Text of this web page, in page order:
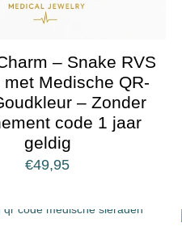
– Snake RVS
met Medische QR-
– Zonder
code 1 jaar
geldig
€49,95